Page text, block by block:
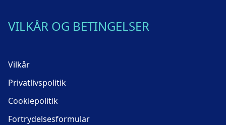
VILKÅR OG BETINGELSER
Vilkår
Privatlivspolitik
Cookiepolitik
Fortrydelsesformular